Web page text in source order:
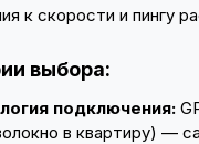
к скорости и пингу
выбора:
подключения:
в квартиру) —